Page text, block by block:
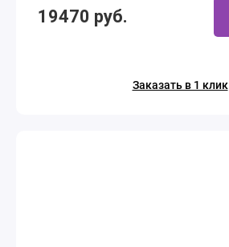
19470 руб.
Заказать в 1 клик